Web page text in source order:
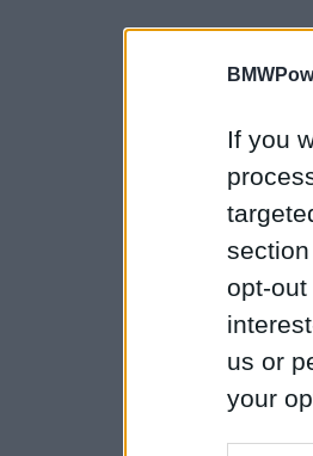
If you
opt-
us or
your